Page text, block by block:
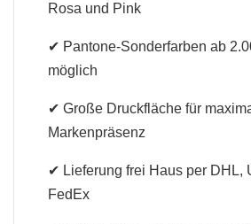
Rosa und Pink
✔ Pantone-Sonderfarben ab
möglich
✔ Große Druckfläche für
Markenpräsenz
✔ Lieferung frei Haus per DHL,
FedEx